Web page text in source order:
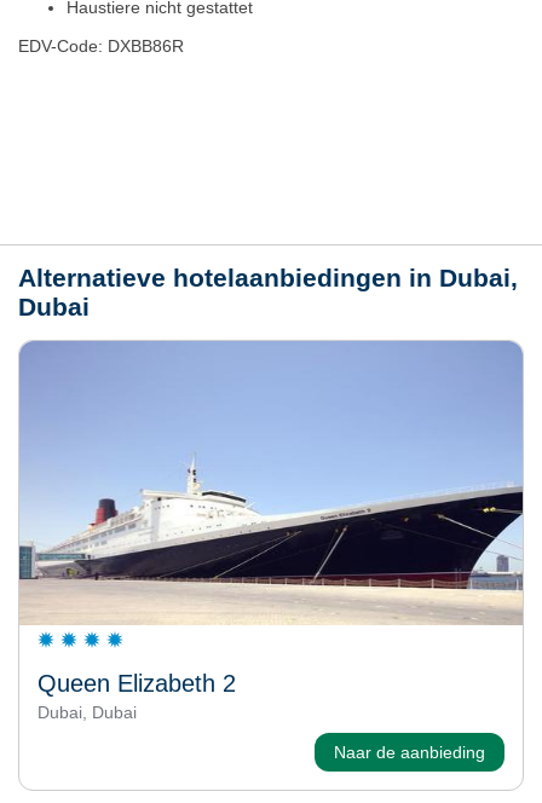
Haustiere nicht gestattet
EDV-Code: DXBB86R
Alternatieve hotelaanbiedingen in Dubai,
Dubai
Queen Elizabeth 2
Dubai, Dubai
Naar de aanbieding